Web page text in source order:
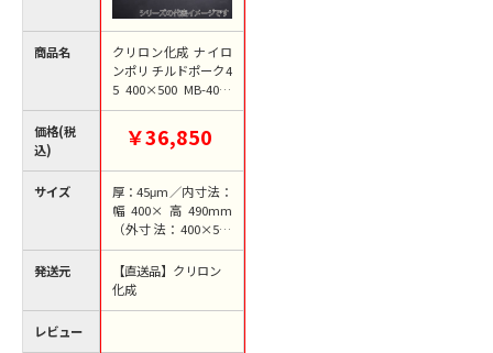
商品名
価格(税
込)
サイズ
発送元
レビュー
クリロン化成 ナイロ
ンポリ チルドポーク4
5 400×500 MB-4050
1000枚/箱（ご注文単
￥36,850
厚：45μm／内寸法：
幅400×高490mm
（外寸法：400×500
mm）
【直送品】クリロン
化成